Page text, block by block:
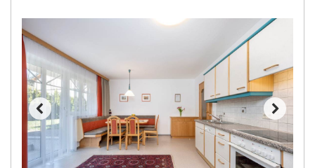
Wagrain fra DKK 4.645
Ischgl fra DKK 7.095
St. Anton fra DKK 7.245
Zell am See fra DKK 4.095
Livigno fra DKK 4.145
Canazei fra DKK 4.745
Ponte di Legno fra DKK 4.745
Bad Gastein fra DKK 4.195
Alleghe fra DKK 5.595
Sauze dOulx fra DKK 4.045